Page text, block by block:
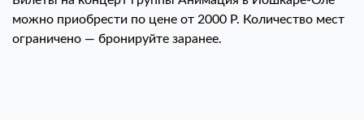
можно приобрести по цене от 2000 Р. Количество мест
ограничено — бронируйте заранее.